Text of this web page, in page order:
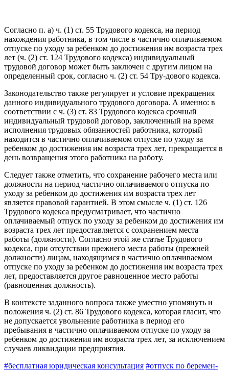
Согласно п. a) ч. (1) ст. 55 Трудового кодекса, на период
нахожде­ния работника, в том числе в частично оплачиваемом
отпуске по уходу за ребенком до достижения им возраста трех
лет (ч. (2) ст. 124 Трудового кодекса) индивидуальный
трудовой договор может быть заклю­чен с другим лицом на
определенный срок, согласно ч. (2) ст. 54 Тру-дового кодекса.
Законодательство также регулирует и условие прекращения
данного индивидуального трудового договора. А именно: в
соответствии с ч. (3) ст. 83 Трудового кодекса срочный
индивидуальный трудовой договор, заключенный на время
исполнения трудовых обязанностей работника, который
находится в частично оплачиваемом отпуске по уходу за
ребен­ком до достижения им возраста трех лет, прекращается в
день возвраще­ния этого работника на работу.
Следует также отметить, что сохранение рабочего места или
должности на период частично оплачиваемого отпуска по
уходу за ребен­ком до достижения им возраста трех лет
является правовой гарантией. В этом смысле ч. (1) ст. 126
Трудового кодекса предусматривает, что частично
оплачиваемый отпуск по уходу за ребенком до достижения им
возраста трех лет предоставляется с сохранением места
работы (должности). Согласно этой же статье Трудового
кодекса, при отсутствии прежнего места работы (прежней
должности) лицам, находящимся в частично оплачиваемом
отпуске по уходу за ребенком до достижения им возраста трех
лет, предоставляется другое равноценное место работы
(равноценная должность).
В контексте заданного вопроса также уместно упомянуть и
положе­ния ч. (2) ст. 86 Трудового кодекса, которая гласит, что
не допускается увольнение работника в период его
пребывания в частично оплачиваемом отпуске по уходу за
ребенком до достижения им возраста трех лет, за исключением
случаев ликвидации предприятия.
#бесплатная юридическая консультация #отпуск по беремен­